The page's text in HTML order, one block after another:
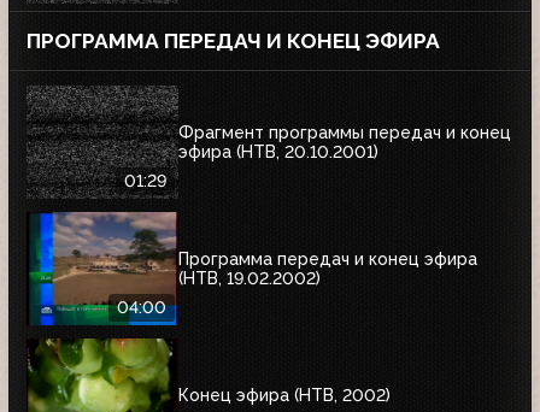
ПРОГРАММА ПЕРЕДАЧ И КОНЕЦ ЭФИРА
01:29
Фрагмент программы передач и конец
эфира (НТВ, 20.10.2001)
04:00
Программа передач и конец эфира
(НТВ, 19.02.2002)
Конец эфира (НТВ, 2002)